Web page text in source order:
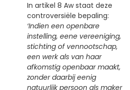
In artikel 8 Aw staat deze
controversiële bepaling:
‘Indien een openbare
instelling, eene vereeniging,
stichting of vennootschap,
een werk als van haar
afkomstig openbaar maakt,
zonder daarbij eenig
natuurlijk persoon als maker